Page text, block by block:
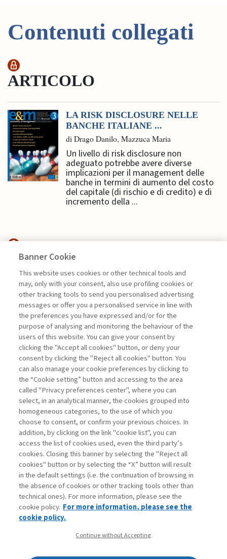
Contenuti collegati
ARTICOLO
LA RISK DISCLOSURE NELLE
BANCHE ITALIANE ...
di Drago Danilo, Mazzuca Maria
Un livello di risk disclosure non
adeguato potrebbe avere diverse
implicazioni per il management delle
banche in termini di aumento del costo
del capitale (di rischio e di credito) e di
incremento della ...
ECONOMIA & MERCATI
SANZIONI OCCIDENTALI E
RESILIENZA DELLA ...
di Gianmarco Ottaviano
La consultazione dei libri è riservata esclusivamente
agli abbonati Premium
Legenda: Accedi Per registrati Per abbonati
Contatti
Abbonamenti
Archivio rubriche
Privacy
Banner Cookie
This website uses cookies or other technical tools and
may, only with your consent, also use profiling cookies or
other tracking tools to send you personalised advertising
messages or offer you a personalised service in line with
the preferences you have expressed and/or for the
purpose of analysing and monitoring the behaviour of the
users of this website. You can give your consent by
clicking the "Accept all cookies" button, or deny your
consent by clicking the "Reject all cookies" button. You
can also manage your cookie preferences by clicking to
the “Cookie setting” button and accessing to the area
called "Privacy preferences center", where you can
select, in an analytical manner, the cookies grouped into
homogeneous categories, to the use of which you
choose to consent, or confirm your previous choices. In
addition, by clicking on the link "cookie list", you can
access the list of cookies used, even the third party’s
cookies. Closing this banner by selecting the "Reject all
cookies" button or by selecting the “X” button will result
in the default settings (i.e. the continuation of browsing in
the absence of cookies or other tracking tools other than
technical ones). For more information, please see the
cookie policy. For more information, please see the
cookie policy.
Continue without Accepting